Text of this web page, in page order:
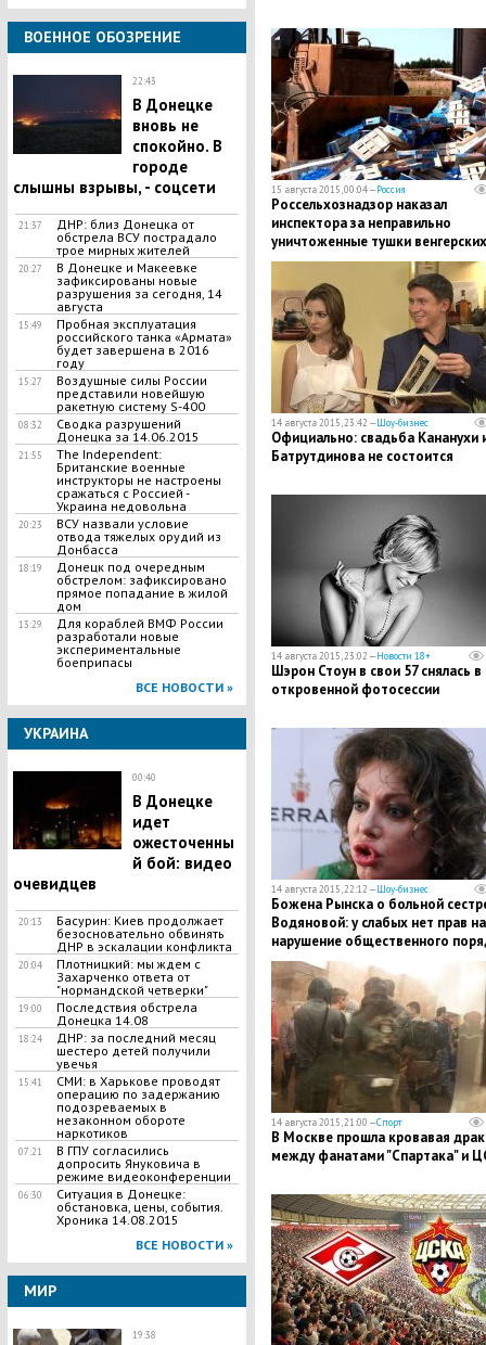
ВОЕННОЕ ОБОЗРЕНИЕ
22:43
В Донецке
вновь не
спокойно. В
городе
слышны взрывы, - соцсети
21:37
ДНР: близ Донецка от
обстрела ВСУ пострадало
трое мирных жителей
20:27
В Донецке и Макеевке
зафиксированы новые
разрушения за сегодня, 14
августа
15:49
​Пробная эксплуатация
российского танка «Армата»
будет завершена в 2016
году
15:27
Воздушные силы России
представили новейшую
ракетную систему S-400
08:32
Сводка разрушений
Донецка за 14.06.2015
21:55
The Independent:
Британские военные
инструкторы не настроены
сражаться с Россией -
Украина недовольна
20:23
ВСУ назвали условие
отвода тяжелых орудий из
Донбасса
18:19
Донецк под очередным
обстрелом: зафиксировано
прямое попадание в жилой
дом
13:29
Для кораблей ВМФ России
разработали новые
экспериментальные
боеприпасы
ВСЕ НОВОСТИ »
УКРАИНА
00:40
В Донецке
идет
ожесточенны
й бой: видео
очевидцев
20:13
Басурин: Киев продолжает
безосновательно обвинять
ДНР в эскалации конфликта
20:04
Плотницкий: мы ждем с
Захарченко ответа от
"нормандской четверки"
19:00
Последствия обстрела
Донецка 14.08
18:24
ДНР: за последний месяц
шестеро детей получили
увечья
15:41
СМИ: в Харькове проводят
операцию по задержанию
подозреваемых в
незаконном обороте
наркотиков
07:21
В ГПУ согласились
допросить Януковича в
режиме видеоконференции
06:30
Ситуация в Донецке:
обстановка, цены, события.
Хроника 14.08.2015
ВСЕ НОВОСТИ »
МИР
19:38
15 августа 2015, 00:04 —Россия
Россельхознадзор наказал
инспектора за неправильно
уничтоженные тушки венгерских
гусей
14 августа 2015, 23:42 —Шоу-бизнес
Официально: свадьба Кананухи
Батрутдинова не состоится
14 августа 2015, 23:02 —Новости 18+
Шэрон Стоун в свои 57 снялась в
откровенной фотосессии
14 августа 2015, 22:12 —Шоу-бизнес
Божена Рынска о больной
Водяновой: у слабых нет прав на
нарушение общественного
14 августа 2015, 21:00 —Спорт
В Москве прошла кровавая
между фанатами "Спартака" и